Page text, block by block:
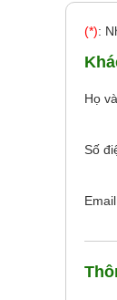
(*):
Họ
Số
Email